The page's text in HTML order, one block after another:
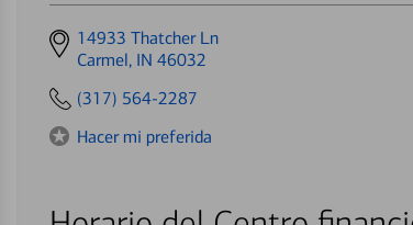
Get
directions
14933 Thatcher Ln
Carmel, IN 46032
(317) 564-2287
Hacer mi preferida